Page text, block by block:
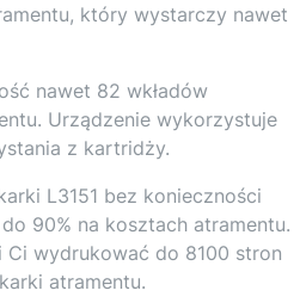
który wystarczy nawet
nawet 82 wkładów
Urządzenie wykorzystuje
z kartridży.
L3151 bez konieczności
90% na kosztach atramentu.
wydrukować do 8100 stron
atramentu.